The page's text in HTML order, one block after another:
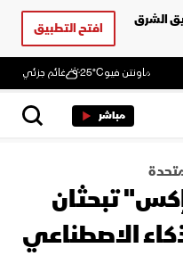
الشرق
افتح التطبيق
ماونتن فيو25°C غائم جزئي
مباشر
تبحثان
الاصطناعي